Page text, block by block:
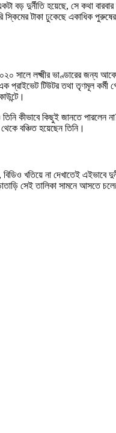
বড় দুর্নীতি হয়েছে, সে কথা
স্কিমের টাকা ঢুকেছে
২০২০ সালে লক্ষ্মীর ভাণ্ডারের
টিউটর তথা তৃণমূল কর্মী
কীভাবে কিছুই জানতে
বঞ্চিত হয়েছেন তিনি।
খতিয়ে না দেখাতেই এইভাবে
সেই তালিকা সামনে আসতে